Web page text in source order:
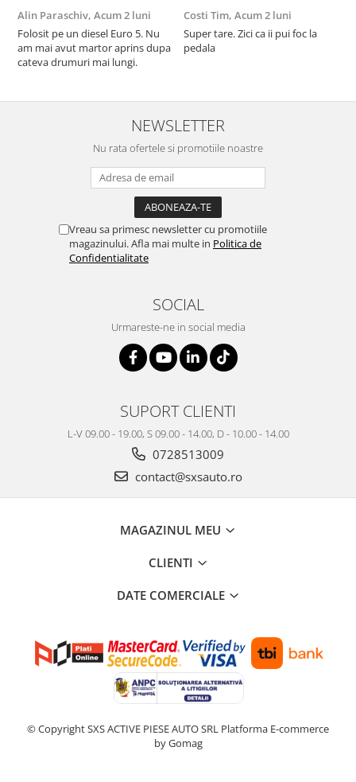
Alin Paraschiv, Acum 2 luni
Folosit pe un diesel Euro 5. Nu
am mai avut martor aprins dupa
cateva drumuri mai lungi.
Costi Tim, Acum 2 luni
Super tare. Zici ca ii pui foc la
pedala
NEWSLETTER
Nu rata ofertele si promotiile noastre
Vreau sa primesc newsletter cu promotiile
magazinului. Afla mai multe in Politica de
Confidentialitate
SOCIAL
Urmareste-ne in social media
SUPORT CLIENTI
L-V 09.00 - 19.00, S 09.00 - 14.00, D - 10.00 - 14.00
0728513009
contact@sxsauto.ro
MAGAZINUL MEU
CLIENTI
DATE COMERCIALE
© Copyright SXS ACTIVE PIESE AUTO SRL Platforma E-commerce
by Gomag